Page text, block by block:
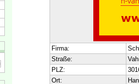
Firma:
Straße:
PLZ:
Ort: